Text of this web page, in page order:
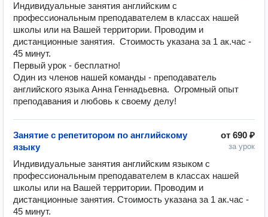
Индивидуальные занятия английским с
профессиональным преподавателем в классах нашей
школы или на Вашей территории. Проводим и
дистанционные занятия.  Стоимость указана за 1 ак.час -
45 минут.
Первый урок - бесплатно!
Один из членов нашей команды - преподаватель
английского языка Анна Геннадьевна.  Огромный опыт
преподавания и любовь к своему делу!
от 690 ₽
за урок
Занятие с репетитором по английскому
языку
Индивидуальные занятия английским языком с
профессиональным преподавателем в классах нашей
школы или на Вашей территории. Проводим и
дистанционные занятия. Стоимость указана за 1 ак.час -
45 минут.